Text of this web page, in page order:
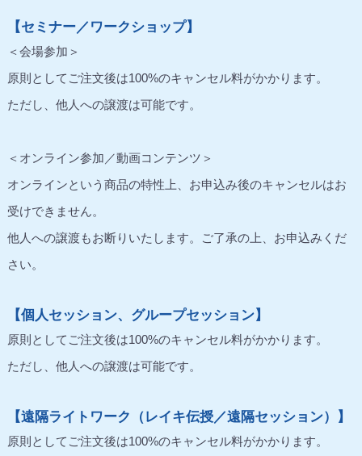
【セミナー／ワークショップ】
＜会場参加＞
原則としてご注文後は100%のキャンセル料がかかります。
ただし、他人への譲渡は可能です。
＜オンライン参加／動画コンテンツ＞
オンラインという商品の特性上、お申込み後のキャンセルはお
受けできません。
他人への譲渡もお断りいたします。ご了承の上、お申込みくだ
さい。
【個人セッション、グループセッション】
原則としてご注文後は100%のキャンセル料がかかります。
ただし、他人への譲渡は可能です。
【遠隔ライトワーク（レイキ伝授／遠隔セッション）】
原則としてご注文後は100%のキャンセル料がかかります。